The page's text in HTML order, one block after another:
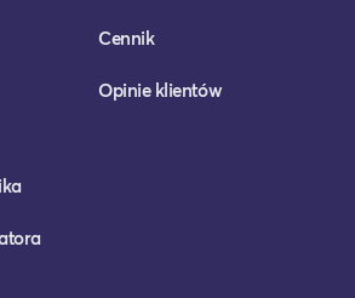
Cennik
Opinie klientów